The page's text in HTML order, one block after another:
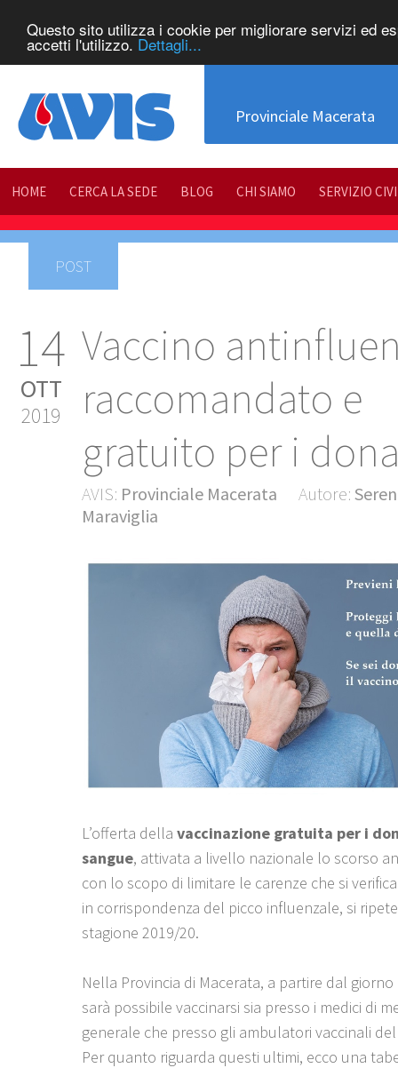
Questo sito utilizza i cookie per migliorare servizi ed
accetti l'utilizzo. Dettagli...
Provinciale Macerata
HOME CERCA LA SEDE BLOG CHI SIAMO SERVIZIO
POST
14
OTT
2019
Vaccino
raccomandato e
gratuito per i
AVIS: Provinciale Macerata Autore:
Maraviglia
L’offerta della vaccinazione gratuita per i
sangue, attivata a livello nazionale lo scorso
con lo scopo di limitare le carenze che si
in corrispondenza del picco influenzale, si
stagione 2019/20.
Nella Provincia di Macerata, a partire dal
sarà possibile vaccinarsi sia presso i medici di
generale che presso gli ambulatori vaccinali
Per quanto riguarda questi ultimi, ecco una